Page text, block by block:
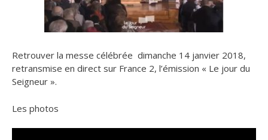
Retrouver la messe célébrée dimanche 14 janvier 2018,
retransmise en direct sur France 2, l’émission « Le jour du
Seigneur ».
Les photos